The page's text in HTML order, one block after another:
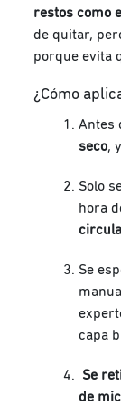
restos como
de quitar,
porque evita
¿Cómo
Antes
seco,
Solo
hora
Se
capa
Se
de